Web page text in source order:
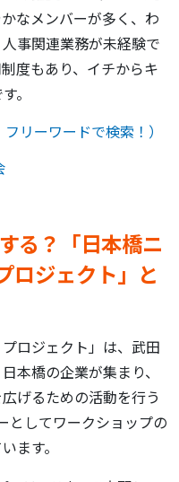
なメンバーが多く、わ
事関連業務が未経験で
度もあり、イチからキ
。
リーワードで検索！）
る？「日本橋ニ
ロジェクト」と
ロジェクト」は、武田
本橋の企業が集まり、
げるための活動を行う
としてワークショップの
ます。